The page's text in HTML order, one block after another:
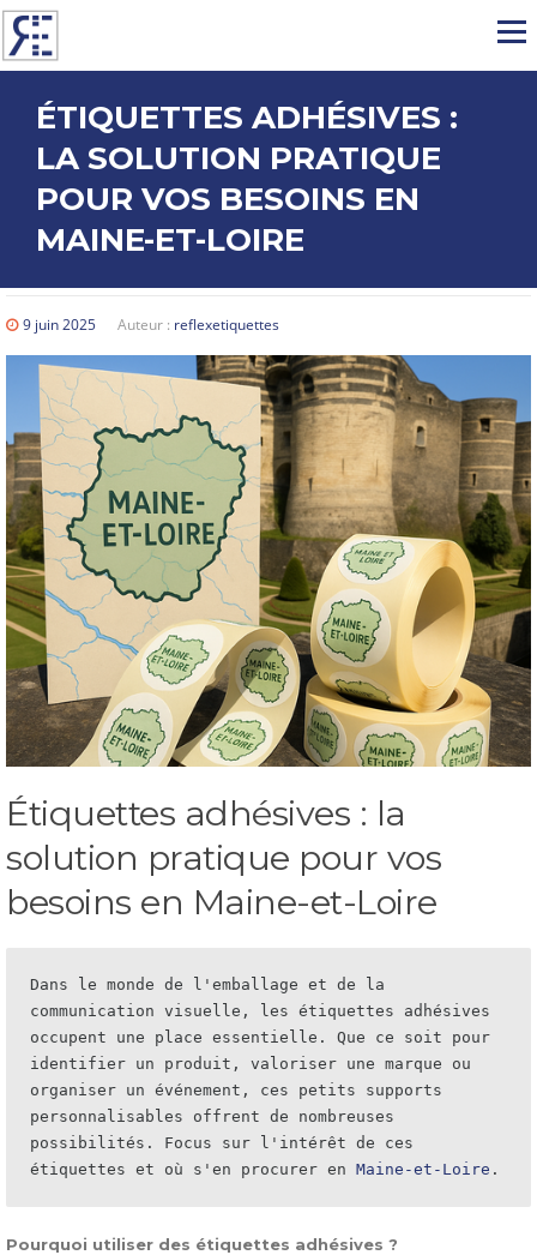
Aller au contenu
Menu
ÉTIQUETTES ADHÉSIVES :
LA SOLUTION PRATIQUE
POUR VOS BESOINS EN
MAINE-ET-LOIRE
9 juin 2025 Auteur : reflexetiquettes
Étiquettes adhésives : la
solution pratique pour vos
besoins en Maine-et-Loire
Dans le monde de l'emballage et de la
communication visuelle, les étiquettes adhésives
occupent une place essentielle. Que ce soit pour
identifier un produit, valoriser une marque ou
organiser un événement, ces petits supports
personnalisables offrent de nombreuses
possibilités. Focus sur l'intérêt de ces
étiquettes et où s'en procurer en Maine-et-Loire .
Pourquoi utiliser des étiquettes adhésives ?